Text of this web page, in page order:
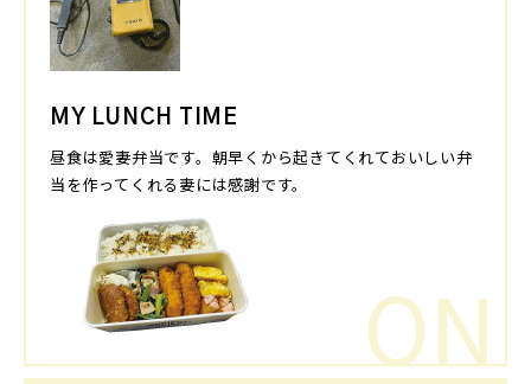
MY LUNCH TIME
昼食は愛妻弁当です。朝早くから起きてくれておいしい弁
当を作ってくれる妻には感謝です。
ON